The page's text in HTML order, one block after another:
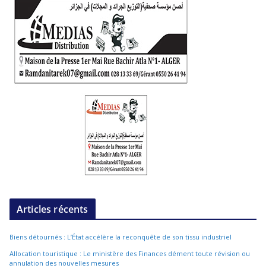
Articles récents
Biens détournés : L’État accélère la reconquête de son tissu industriel
Allocation touristique : Le ministère des Finances dément toute révision ou
annulation des nouvelles mesures